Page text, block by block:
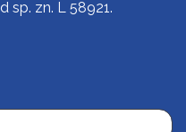
sp. zn. L 58921.